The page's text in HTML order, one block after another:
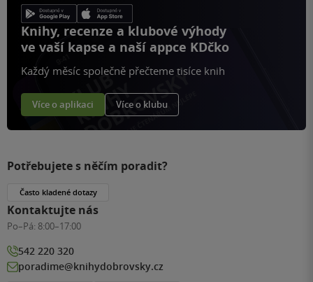
Knihy, recenze a klubové výhody
ve vaší kapse a naší appce KDčko
Každý měsíc společně přečteme tisíce knih
Více o aplikaci Více o klubu
Potřebujete s něčím poradit?
Často kladené dotazy
Kontaktujte nás
Po–Pá: 8:00–17:00
542 220 320
poradime@knihydobrovsky.cz